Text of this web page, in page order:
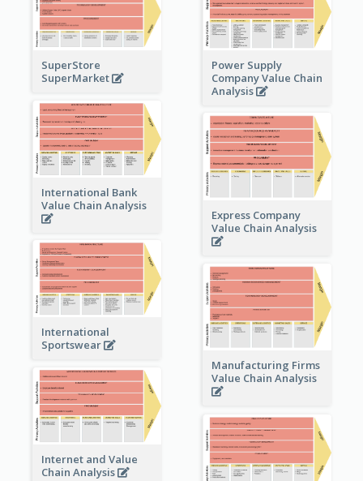
SuperStore
SuperMarket
Power Supply
Company Value Chain
Analysis
International Bank
Value Chain Analysis
Express Company
Value Chain Analysis
International
Sportswear
Manufacturing Firms
Value Chain Analysis
Internet and Value
Chain Analysis